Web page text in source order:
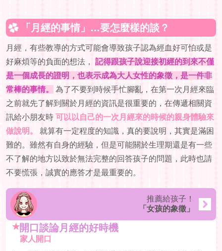
「月經的事情」…要怎麼樣的談？
月經，有些教導的方式可能會導致孩子認為經血好可怕或是
好麻煩等的負面的想法， 記得跟孩子說迎接初經的到來不僅
是一個成長的證明，也表示成為大人女性的象徵，是一件非
常棒的事情。
為了不要到時候手忙腳亂，在第一次月經來臨
之前就先了解到關於月經的資訊是很重要的，在傳遞相關資
訊給小朋友時 可以以自己的一次月經來的時候的親身體驗來
做說明。
就算有一定程度的知識，真的要說明，其實是滿困
難的。雖然有自身的經驗，但是可能關於生理期還是有一些
不了解的地方以致於無法完整的回答孩子的問題，此時也請
不要慌張，誠實的應答才是最重要的。
推薦給孩子！
「女孩的象徵」
開口談論月經的好時機
★
家人開口